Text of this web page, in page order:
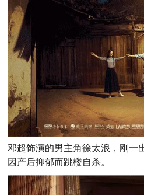
邓超饰演的男主角徐太浪，刚一
因产后抑郁而跳楼自杀。